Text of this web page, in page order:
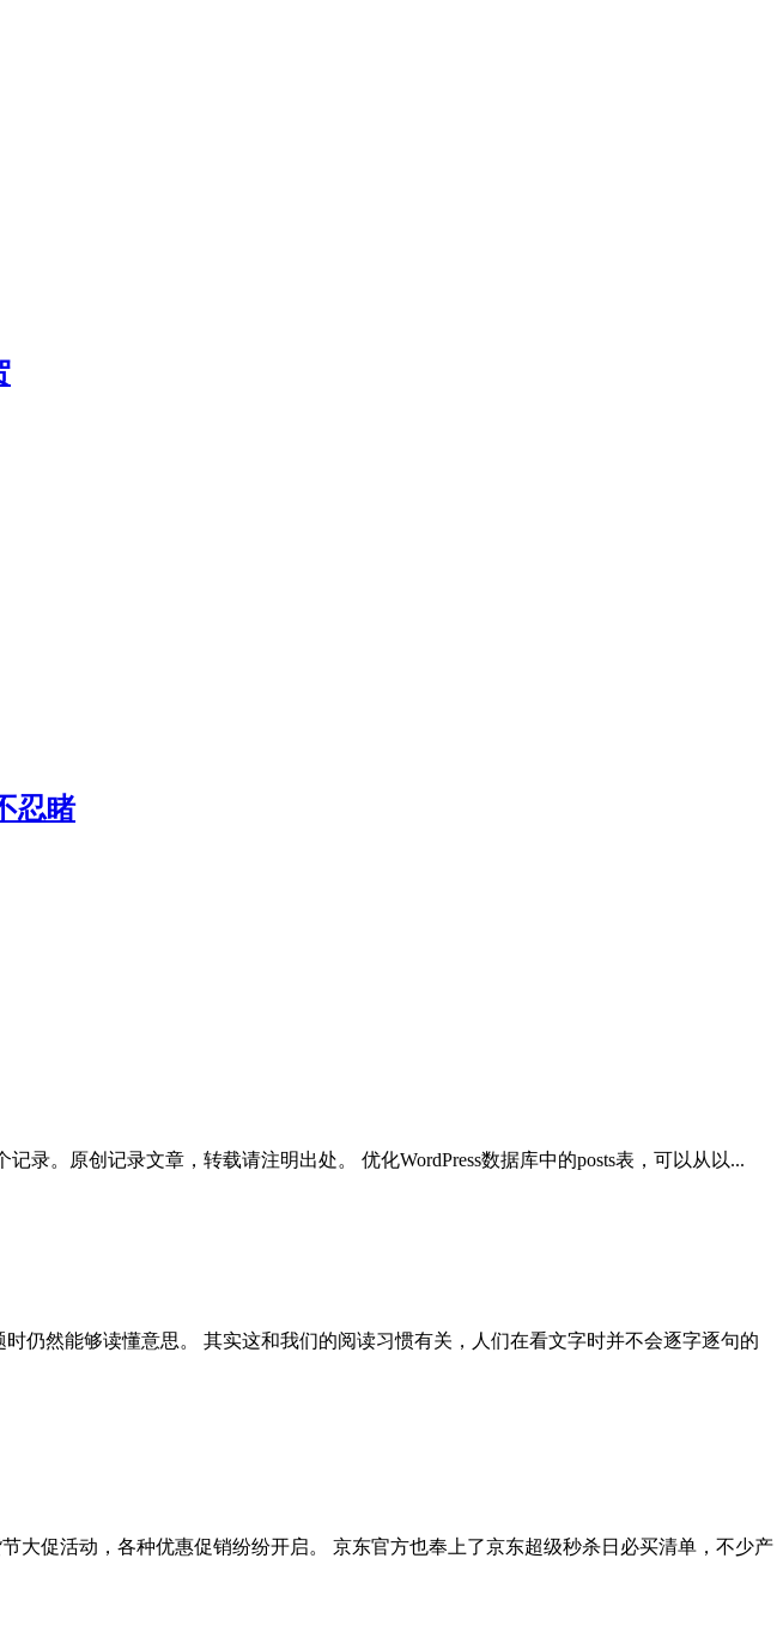
忍睹
录。原创记录文章，转载请注明出处。 优化WordPress数据库中的posts表，可以从以...
仍然能够读懂意思。 其实这和我们的阅读习惯有关，人们在看文字时并不会逐字逐句的
大促活动，各种优惠促销纷纷开启。 京东官方也奉上了京东超级秒杀日必买清单，不少产